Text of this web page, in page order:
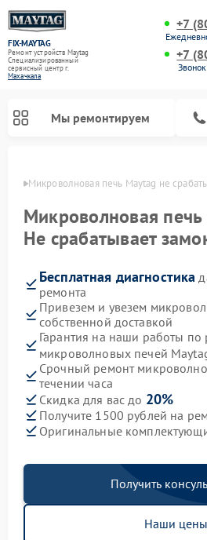
FIX-MAYTAG
Ремонт устройств Maytag
Специализированный
cервисный центр г.
Махачкала
+7
+7
Мы ремонтируем
Микроволновая печь Maytag не
Микроволновая печь
Не срабатывает
Бесплатная диагностика
ремонта
Привезем и увезем
собственной доставкой
Гарантия на наши работы по
микроволновых печей
Срочный ремонт
течении часа
Скидка для вас до 20%
Получите 1500 рублей на
Оригинальные
Получить
Наши цены